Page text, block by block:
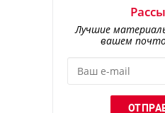
Лучшие
вашем